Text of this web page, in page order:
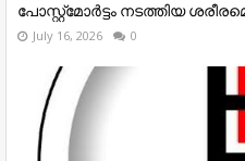
പോസ്റ്റ്‌മോർട്ടം നടത്തിയ
July 16, 2026 0